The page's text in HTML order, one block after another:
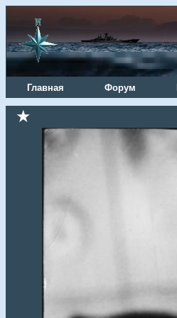
Главная Форум
★